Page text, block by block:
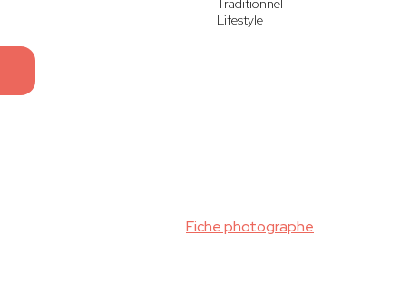
Traditionnel
Lifestyle
Fiche photographe